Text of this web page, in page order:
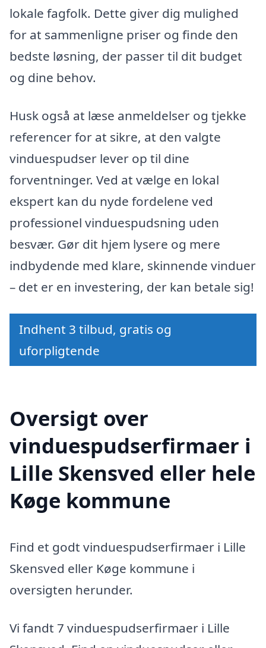
lokale fagfolk. Dette giver dig mulighed
for at sammenligne priser og finde den
bedste løsning, der passer til dit budget
og dine behov.
Husk også at læse anmeldelser og tjekke
referencer for at sikre, at den valgte
vinduespudser lever op til dine
forventninger. Ved at vælge en lokal
ekspert kan du nyde fordelene ved
professionel vinduespudsning uden
besvær. Gør dit hjem lysere og mere
indbydende med klare, skinnende vinduer
– det er en investering, der kan betale sig!
Indhent 3 tilbud, gratis og
uforpligtende
Oversigt over
vinduespudserfirmaer i
Lille Skensved eller hele
Køge kommune
Find et godt vinduespudserfirmaer i Lille
Skensved eller Køge kommune i
oversigten herunder.
Vi fandt 7 vinduespudserfirmaer i Lille